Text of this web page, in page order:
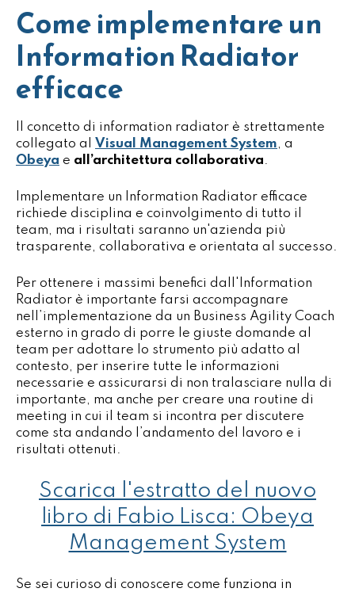
Come implementare un
Information Radiator
efficace
Il concetto di information radiator è strettamente
collegato al Visual Management System, a
Obeya e all’architettura collaborativa.
Implementare un Information Radiator efficace
richiede disciplina e coinvolgimento di tutto il
team, ma i risultati saranno un'azienda più
trasparente, collaborativa e orientata al successo.
Per ottenere i massimi benefici dall'Information
Radiator è importante farsi accompagnare
nell’implementazione da un Business Agility Coach
esterno in grado di porre le giuste domande al
team per adottare lo strumento più adatto al
contesto, per inserire tutte le informazioni
necessarie e assicurarsi di non tralasciare nulla di
importante, ma anche per creare una routine di
meeting in cui il team si incontra per discutere
come sta andando l’andamento del lavoro e i
risultati ottenuti.
Scarica l'estratto del nuovo
libro di Fabio Lisca: Obeya
Management System
Se sei curioso di conoscere come funziona in